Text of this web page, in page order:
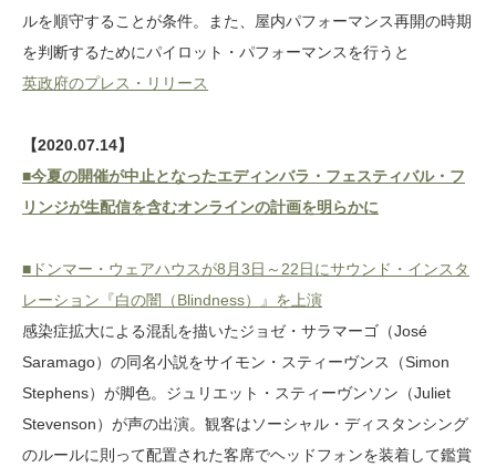
ルを順守することが条件。また、屋内パフォーマンス再開の時期
を判断するためにパイロット・パフォーマンスを行うと
英政府のプレス・リリース
【2020.07.14】
■今夏の開催が中止となったエディンバラ・フェスティバル・フ
リンジが生配信を含むオンラインの計画を明らかに
■ドンマー・ウェアハウスが8月3日～22日にサウンド・インスタ
レーション『白の闇（Blindness）』を上演
感染症拡大による混乱を描いたジョゼ・サラマーゴ（José
Saramago）の同名小説をサイモン・スティーヴンス（Simon
Stephens）が脚色。ジュリエット・スティーヴンソン（Juliet
Stevenson）が声の出演。観客はソーシャル・ディスタンシング
のルールに則って配置された客席でヘッドフォンを装着して鑑賞